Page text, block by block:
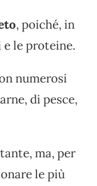
, poiché, in
le proteine.
numerosi
di pesce,
ma, per
le più